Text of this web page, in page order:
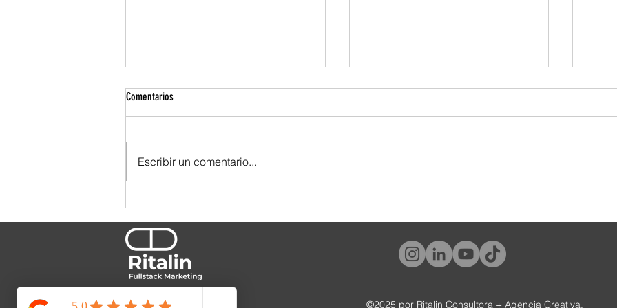
¿Y tú, qué tipo de cliente eres?
Comentarios
Escribir un comentario...
©2025 por Ritalin Consultora + Agencia Creativa.